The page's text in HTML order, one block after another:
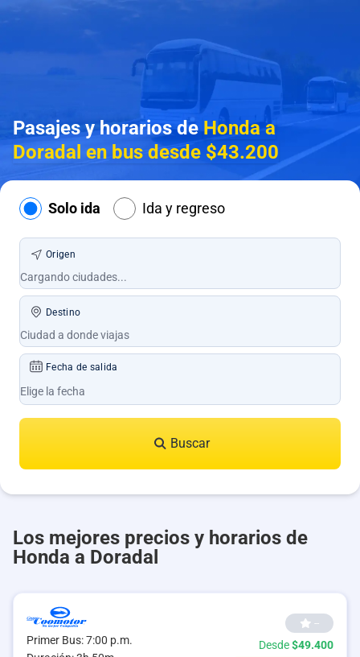
Pasajes y horarios deHonda a
Doradal en bus desde $43.200
Solo ida Ida y regreso
Origen
Destino
Fecha de salida
Buscar
Los mejores precios y horarios de
Honda a Doradal
Primer Bus: 7:00 p.m.
--
Desde$49.400